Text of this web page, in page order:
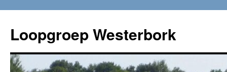
Loopgroep Westerbork